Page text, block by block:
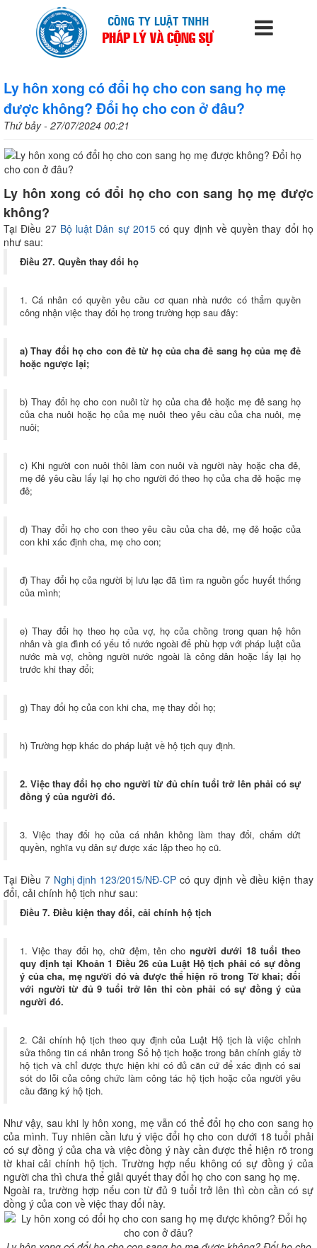
Ly hôn xong có đổi họ cho con sang họ mẹ
được không? Đổi họ cho con ở đâu?
Thứ bảy - 27/07/2024 00:21
Ly hôn xong có đổi họ cho con sang họ mẹ được
không?
Tại Điều 27 Bộ luật Dân sự 2015có quy định về quyền thay đổi họ
như sau:
Điều 27. Quyền thay đổi họ
1. Cá nhân có quyền yêu cầu cơ quan nhà nước có thẩm quyền
công nhận việc thay đổi họ trong trường hợp sau đây:
a) Thay đổi họ cho con đẻ từ họ của cha đẻ sang họ của mẹ đẻ
hoặc ngược lại;
b) Thay đổi họ cho con nuôi từ họ của cha đẻ hoặc mẹ đẻ sang họ
của cha nuôi hoặc họ của mẹ nuôi theo yêu cầu của cha nuôi, mẹ
nuôi;
c) Khi người con nuôi thôi làm con nuôi và người này hoặc cha đẻ,
mẹ đẻ yêu cầu lấy lại họ cho người đó theo họ của cha đẻ hoặc mẹ
đẻ;
d) Thay đổi họ cho con theo yêu cầu của cha đẻ, mẹ đẻ hoặc của
con khi xác định cha, mẹ cho con;
đ) Thay đổi họ của người bị lưu lạc đã tìm ra nguồn gốc huyết thống
của mình;
e) Thay đổi họ theo họ của vợ, họ của chồng trong quan hệ hôn
nhân và gia đình có yếu tố nước ngoài để phù hợp với pháp luật của
nước mà vợ, chồng người nước ngoài là công dân hoặc lấy lại họ
trước khi thay đổi;
g) Thay đổi họ của con khi cha, mẹ thay đổi họ;
h) Trường hợp khác do pháp luật về hộ tịch quy định.
2. Việc thay đổi họ cho người từ đủ chín tuổi trở lên phải có sự
đồng ý của người đó.
3. Việc thay đổi họ của cá nhân không làm thay đổi, chấm dứt
quyền, nghĩa vụ dân sự được xác lập theo họ cũ.
Tại Điều 7 Nghị định 123/2015/NĐ-CP có quy định về điều kiện thay
đổi, cải chính hộ tịch như sau:
Điều 7. Điều kiện thay đổi, cải chính hộ tịch
1. Việc thay đổi họ, chữ đệm, tên chongười dưới 18 tuổi theo
quy định tại Khoản 1 Điều 26 của Luật Hộ tịch phải có sự đồng
ý của cha, mẹ người đó và được thể hiện rõ trong Tờ khai; đối
với người từ đủ 9 tuổi trở lên thi còn phải có sự đồng ý của
người đó.
2. Cải chính hộ tịch theo quy định của Luật Hộ tịch là việc chỉnh
sửa thông tin cá nhân trong Sổ hộ tịch hoặc trong bản chính giấy tờ
hộ tịch và chỉ được thực hiện khi có đủ căn cứ để xác định có sai
sót do lỗi của công chức làm công tác hộ tịch hoặc của người yêu
cầu đăng ký hộ tịch.
Như vậy, sau khi ly hôn xong, mẹ vẫn có thể đổi họ cho con sang họ
của mình. Tuy nhiên cần lưu ý việc đổi họ cho con dưới 18 tuổi phải
có sự đồng ý của cha và việc đồng ý này cần được thể hiện rõ trong
tờ khai cải chính hộ tịch. Trường hợp nếu không có sự đồng ý của
người cha thì chưa thể giải quyết thay đổi họ cho con sang họ mẹ.
Ngoài ra, trường hợp nếu con từ đủ 9 tuổi trở lên thì còn cần có sự
đồng ý của con về việc thay đổi này.